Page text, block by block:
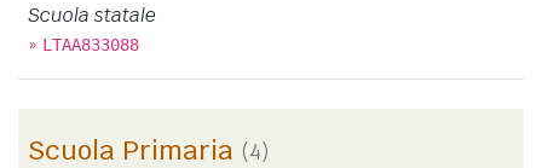
Scuola statale
» LTAA833088
Scuola Primaria (4)